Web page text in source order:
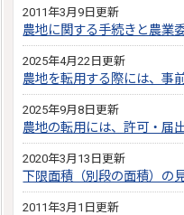
2011年3月9日更新
農地に関する手続きと農業
2025年4月22日更新
農地を転用する際には、事
2025年9月8日更新
農地の転用には、許可・届
2020年3月13日更新
下限面積（別段の面積）の
2011年3月1日更新